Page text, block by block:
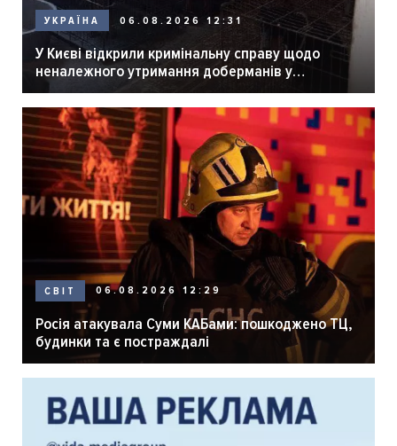
УКРАЇНА 06.08.2026 12:31
У Києві відкрили кримінальну справу щодо
неналежного утримання доберманів у
розпліднику
СВІТ 06.08.2026 12:29
Росія атакувала Суми КАБами: пошкоджено ТЦ,
будинки та є постраждалі